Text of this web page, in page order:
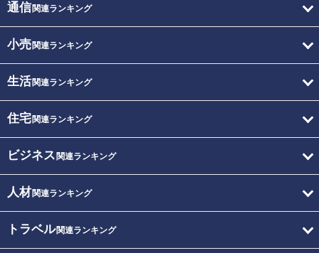
通信関連ランキング
小売関連ランキング
生活関連ランキング
住宅関連ランキング
ビジネス 関連ランキング
人材関連ランキング
トラベル関連ランキング